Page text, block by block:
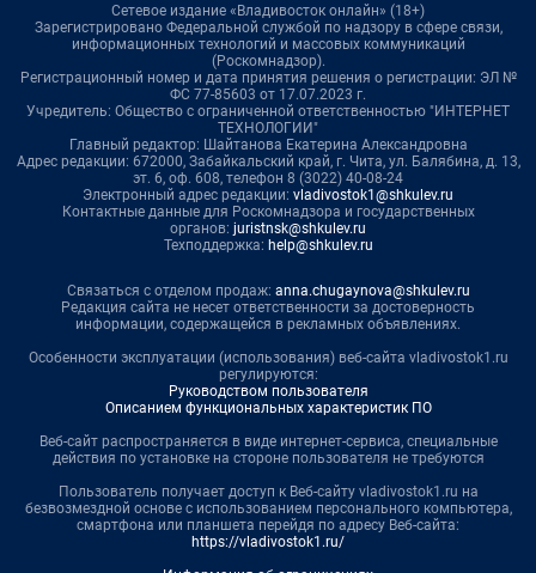
Сетевое издание «Владивосток онлайн» (18+)
Зарегистрировано Федеральной службой по надзору в сфере связи,
информационных технологий и массовых коммуникаций
(Роскомнадзор).
Регистрационный номер и дата принятия решения о регистрации: ЭЛ №
ФС 77-85603 от 17.07.2023 г.
Учредитель: Общество с ограниченной ответственностью "ИНТЕРНЕТ
ТЕХНОЛОГИИ"
Главный редактор: Шайтанова Екатерина Александровна
Адрес редакции: 672000, Забайкальский край, г. Чита, ул. Балябина, д. 13,
эт. 6, оф. 608, телефон 8 (3022) 40-08-24
Электронный адрес редакции: vladivostok1@shkulev.ru
Контактные данные для Роскомнадзора и государственных
органов: juristnsk@shkulev.ru
Техподдержка: help@shkulev.ru
Связаться с отделом продаж: anna.chugaynova@shkulev.ru
Редакция сайта не несет ответственности за достоверность
информации, содержащейся в рекламных объявлениях.
Особенности эксплуатации (использования) веб-сайта vladivostok1.ru
регулируются:
Руководством пользователя
Описанием функциональных характеристик ПО
Веб-сайт распространяется в виде интернет-сервиса, специальные
действия по установке на стороне пользователя не требуются
Пользователь получает доступ к Веб-сайту vladivostok1.ru на
безвозмездной основе с использованием персонального компьютера,
смартфона или планшета перейдя по адресу Веб-сайта:
https://vladivostok1.ru/